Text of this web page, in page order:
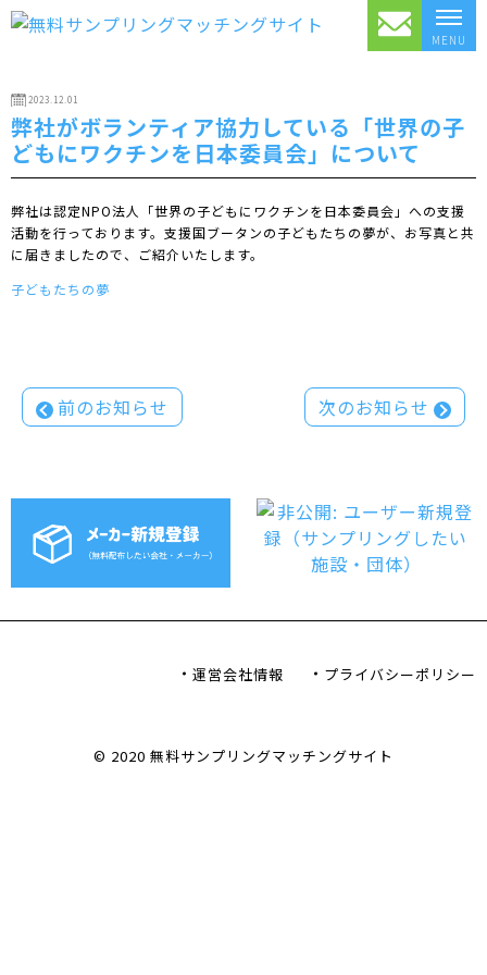
MENU
2023.12.01
弊社がボランティア協力している「世界の子
どもにワクチンを日本委員会」について
弊社は認定NPO法人「世界の子どもにワクチンを日本委員会」への支援
活動を行っております。支援国ブータンの子どもたちの夢が、お写真と共
に届きましたので、ご紹介いたします。
子どもたちの夢
投
稿
ナ
シ
ョ
ン
前のお知らせ 次のお知らせ
運営会社情報 プライバシーポリシー
© 2020 無料サンプリングマッチングサイト